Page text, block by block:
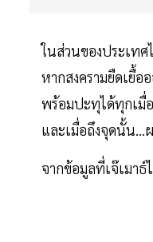
ในส่วนของประเทศ
หากสงครามยืดเยื้
พร้อมปะทุได้ทุกเมื่อ
และเมื่อถึงจุดนั้น
จากข้อมูลที่เจ๊เมาธ์